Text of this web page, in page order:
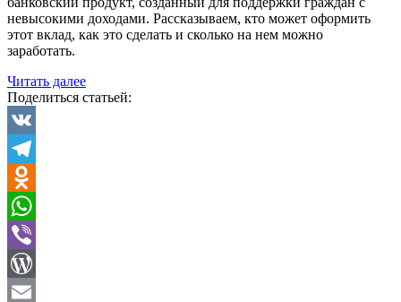
невысокими доходами. Рассказываем, кто может оформить
этот вклад, как это сделать и сколько на нем можно
заработать.
Читать далее«1
июля
Поделиться статьей:
VK
Telegram
Odnoklassniki
WhatsApp
Viber
WordPress